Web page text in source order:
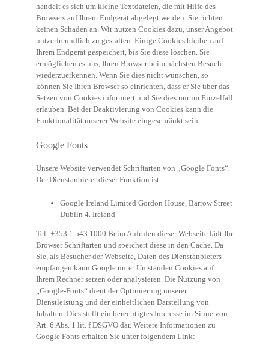
handelt es sich um kleine Textdateien, die mit Hilfe des
Browsers auf Ihrem Endgerät abgelegt werden. Sie richten
keinen Schaden an. Wir nutzen Cookies dazu, unser Angebot
nutzerfreundlich zu gestalten. Einige Cookies bleiben auf
Ihrem Endgerät gespeichert, bis Sie diese löschen. Sie
ermöglichen es uns, Ihren Browser beim nächsten Besuch
wiederzuerkennen. Wenn Sie dies nicht wünschen, so
können Sie Ihren Browser so einrichten, dass er Sie über das
Setzen von Cookies informiert und Sie dies nur im Einzelfall
erlauben. Bei der Deaktivierung von Cookies kann die
Funktionalität unserer Website eingeschränkt sein.
Google Fonts
Unsere Website verwendet Schriftarten von „Google Fonts“.
Der Dienstanbieter dieser Funktion ist:
Google Ireland Limited Gordon House, Barrow Street
Dublin 4. Ireland
Tel: +353 1 543 1000 Beim Aufrufen dieser Webseite lädt Ihr
Browser Schriftarten und speichert diese in den Cache. Da
Sie, als Besucher der Webseite, Daten des Dienstanbieters
empfangen kann Google unter Umständen Cookies auf
Ihrem Rechner setzen oder analysieren. Die Nutzung von
„Google-Fonts“ dient der Optimierung unserer
Dienstleistung und der einheitlichen Darstellung von
Inhalten. Dies stellt ein berechtigtes Interesse im Sinne von
Art. 6 Abs. 1 lit. f DSGVO dar. Weitere Informationen zu
Google Fonts erhalten Sie unter folgendem Link: